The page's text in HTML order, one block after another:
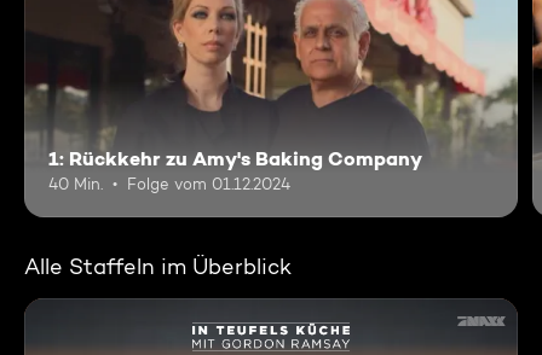
1: Rückkehr zu Amy's Baking Company
40 Min. Folge vom 01.12.2024
Alle Staffeln im Überblick